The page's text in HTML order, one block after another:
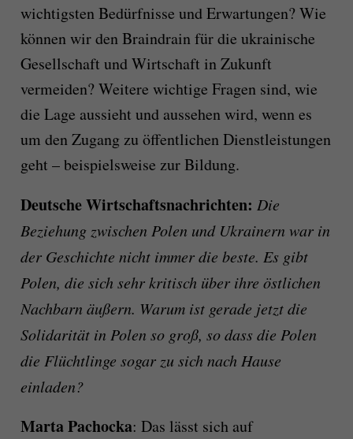
wichtigsten Bedürfnisse und Erwartungen? Wie
können wir den Braindrain für die ukrainische
Gesellschaft und Wirtschaft in Zukunft
vermeiden? Weitere wichtige Fragen sind, wie
die Lage aussieht und aussehen wird, wenn es
um den Zugang zu öffentlichen Dienstleistungen
geht – beispielsweise zur Bildung.
Deutsche Wirtschaftsnachrichten: Die
Beziehung zwischen Polen und Ukrainern war in
der Geschichte nicht immer die beste. Es gibt
Polen, die sich sehr kritisch über ihre östlichen
Nachbarn äußern. Warum ist gerade jetzt die
Solidarität in Polen so groß, so dass die Polen
die Flüchtlinge sogar zu sich nach Hause
einladen?
Marta Pachocka: Das lässt sich auf